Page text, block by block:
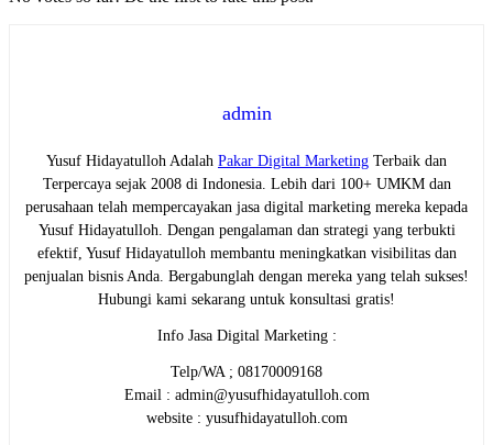
admin
Yusuf Hidayatulloh Adalah Pakar Digital Marketing Terbaik dan
Terpercaya sejak 2008 di Indonesia. Lebih dari 100+ UMKM dan
perusahaan telah mempercayakan jasa digital marketing mereka kepada
Yusuf Hidayatulloh. Dengan pengalaman dan strategi yang terbukti
efektif, Yusuf Hidayatulloh membantu meningkatkan visibilitas dan
penjualan bisnis Anda. Bergabunglah dengan mereka yang telah sukses!
Hubungi kami sekarang untuk konsultasi gratis!
Info Jasa Digital Marketing :
Telp/WA ; 08170009168
Email : admin@yusufhidayatulloh.com
website : yusufhidayatulloh.com